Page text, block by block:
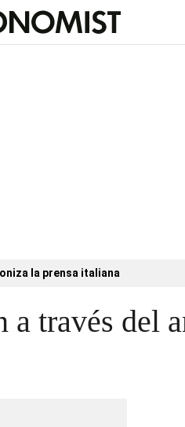
la prensa italiana
través del